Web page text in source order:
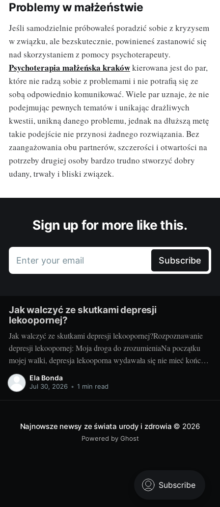
Problemy w małżeństwie
Jeśli samodzielnie próbowałeś poradzić sobie z kryzysem
w związku, ale bezskutecznie, powinieneś zastanowić się
nad skorzystaniem z pomocy psychoterapeuty.
Psychoterapia małżeńska krakówkierowana jest do par,
które nie radzą sobie z problemami i nie potrafią się ze
sobą odpowiednio komunikować. Wiele par uznaje, że nie
podejmując pewnych tematów i unikając drażliwych
kwestii, unikną danego problemu, jednak na dłuższą metę
takie podejście nie przynosi żadnego rozwiązania. Bez
zaangażowania obu partnerów, szczerości i otwartości na
potrzeby drugiej osoby bardzo trudno stworzyć dobry
udany, trwały i bliski związek.
Sign up for more like this.
Enter your email Subscribe
Jak walczyć ze skutkami depresji
lekoopornej?
Jak walczyć ze skutkami depresji lekoopornej?Rozpoznawanie
depresji lekoopornej: Moja droga do zrozumieniaNa początku
mojej walki, depresja lekooporna wydawała się nie mieć końca.
Czułam, że znajduję się w ciemnym tunelu. Na szczęście, z
czasem, zaczęłam rozumieć, czym jest depresja lekooporna, jakie
Ela Bonda
Jul 30, 2026 • 1 min read
Najnowsze newsy ze świata urody i zdrowia © 2026
Powered by Ghost